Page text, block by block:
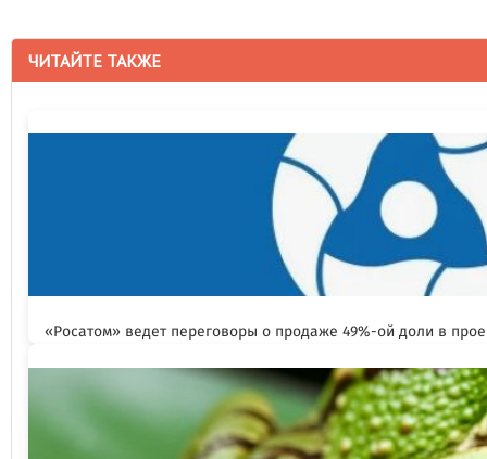
ЧИТАЙТЕ ТАКЖЕ
«Росатом» ведет переговоры о продаже 49%-ой доли в